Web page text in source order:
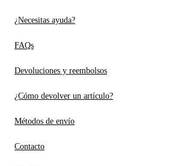
¿Necesitas ayuda?
FAQs
Devoluciones y reembolsos
¿Cómo devolver un artículo?
Métodos de envío
Contacto